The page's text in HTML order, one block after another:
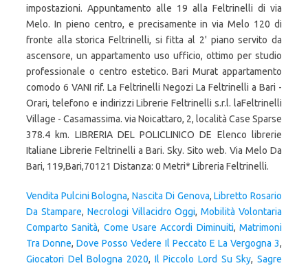
impostazioni. Appuntamento alle 19 alla Feltrinelli di via
Melo. In pieno centro, e precisamente in via Melo 120 di
fronte alla storica Feltrinelli, si fitta al 2' piano servito da
ascensore, un appartamento uso ufficio, ottimo per studio
professionale o centro estetico. Bari Murat appartamento
comodo 6 VANI rif. La Feltrinelli Negozi La Feltrinelli a Bari -
Orari, telefono e indirizzi Librerie Feltrinelli s.r.l. laFeltrinelli
Village - Casamassima. via Noicattaro, 2, località Case Sparse
378.4 km. LIBRERIA DEL POLICLINICO DE Elenco librerie
Italiane Librerie Feltrinelli a Bari. Sky. Sito web. Via Melo Da
Bari, 119,Bari,70121 Distanza: 0 Metri* Libreria Feltrinelli.
Vendita Pulcini Bologna,Nascita Di Genova,Libretto Rosario
Da Stampare, Necrologi Villacidro Oggi,Mobilità Volontaria
Comparto Sanità, Come Usare Accordi Diminuiti,Matrimoni
Tra Donne,Dove Posso Vedere Il Peccato E La Vergogna 3,
Giocatori Del Bologna 2020, Il Piccolo Lord Su Sky,Sagre